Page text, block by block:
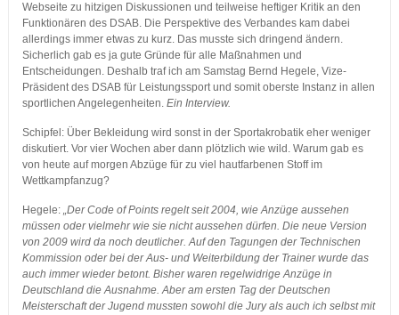
Webseite zu hitzigen Diskussionen und teilweise heftiger Kritik an den
Funktionären des DSAB. Die Perspektive des Verbandes kam dabei
allerdings immer etwas zu kurz. Das musste sich dringend ändern.
Sicherlich gab es ja gute Gründe für alle Maßnahmen und
Entscheidungen. Deshalb traf ich am Samstag Bernd Hegele, Vize-
Präsident des DSAB für Leistungssport und somit oberste Instanz in allen
sportlichen Angelegenheiten. Ein Interview.
Schipfel: Über Bekleidung wird sonst in der Sportakrobatik eher weniger
diskutiert. Vor vier Wochen aber dann plötzlich wie wild. Warum gab es
von heute auf morgen Abzüge für zu viel hautfarbenen Stoff im
Wettkampfanzug?
Hegele: „Der Code of Points regelt seit 2004, wie Anzüge aussehen
müssen oder vielmehr wie sie nicht aussehen dürfen. Die neue Version
von 2009 wird da noch deutlicher. Auf den Tagungen der Technischen
Kommission oder bei der Aus- und Weiterbildung der Trainer wurde das
auch immer wieder betont. Bisher waren regelwidrige Anzüge in
Deutschland die Ausnahme. Aber am ersten Tag der Deutschen
Meisterschaft der Jugend mussten sowohl die Jury als auch ich selbst mit